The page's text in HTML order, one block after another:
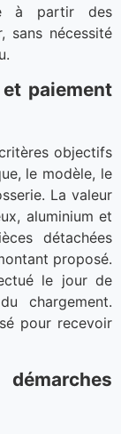
à partir des
sans nécessité
paiement
objectifs
le modèle, le
La valeur
aluminium et
détachées
proposé.
le jour de
chargement.
pour recevoir